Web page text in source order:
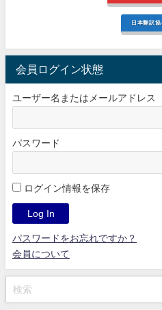
日本翻訳協
会員ログイン状態
ユーザー名またはメールアドレス
パスワード
ログイン情報を保存
パスワードをお忘れですか？
会員について